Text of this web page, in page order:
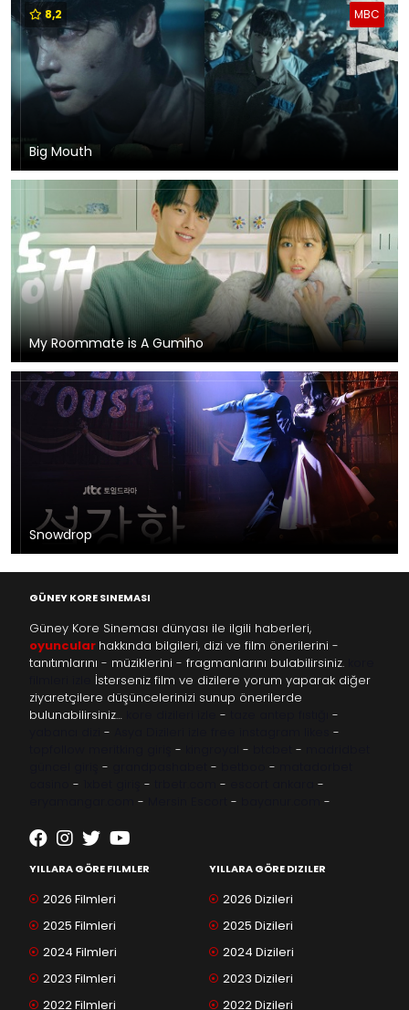
MBC
8,2
Big Mouth
My Roommate is A Gumiho
Snowdrop
GÜNEY KORE SINEMASI
Güney Kore Sineması dünyası ile ilgili haberleri,
oyuncular hakkında bilgileri, dizi ve film önerilerini -
tanıtımlarını - müziklerini - fragmanlarını bulabilirsiniz.
İsterseniz film ve dizilere yorum yaparak diğer
ziyaretçilere düşüncelerinizi sunup önerilerde
bulunabilirsiniz…
-
-
-
-
- - -
- - -
- - -
-
- - -
YILLARA GÖRE FILMLER
2026 Filmleri
2025 Filmleri
2024 Filmleri
2023 Filmleri
2022 Filmleri
YILLARA GÖRE DIZILER
2026 Dizileri
2025 Dizileri
2024 Dizileri
2023 Dizileri
2022 Dizileri